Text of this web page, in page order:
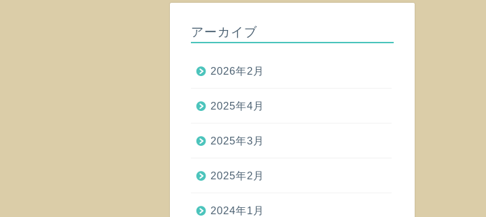
アーカイブ
2026年2月
2025年4月
2025年3月
2025年2月
2024年1月